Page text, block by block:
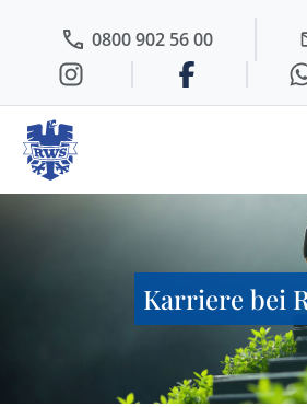
0800 902 56 00
Karriere bei